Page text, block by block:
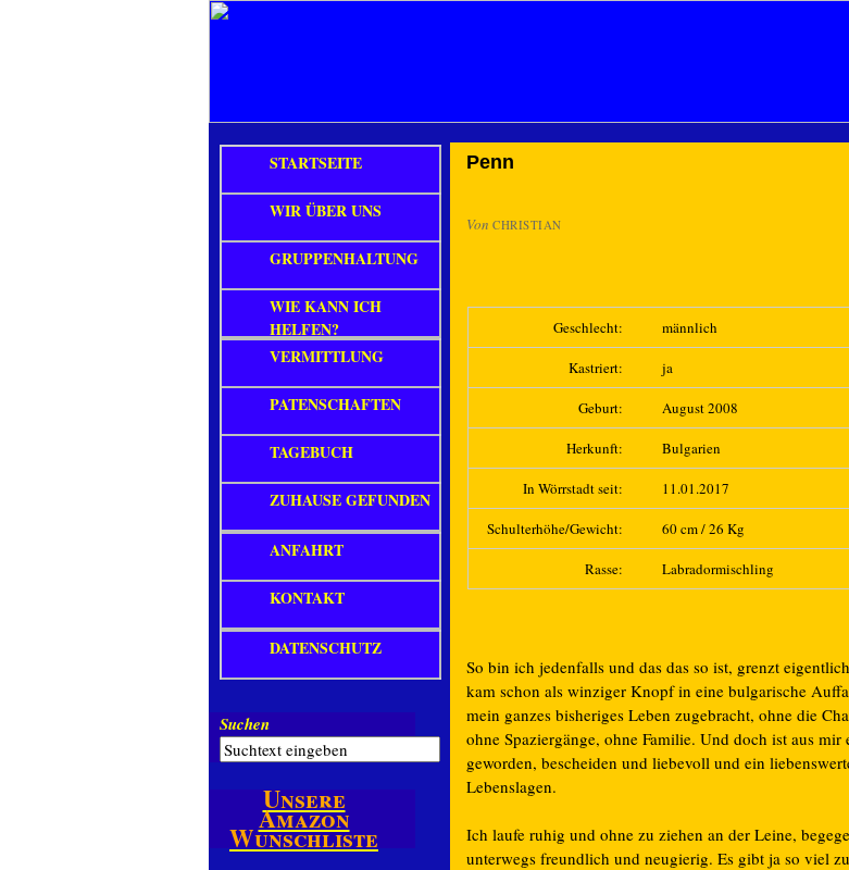
Penn
Von CHRISTIAN
Geschlecht: männlich
Kastriert: ja
Geburt: August 2008
Herkunft: Bulgarien
In Wörrstadt seit: 11.01.2017
Schulterhöhe/Gewicht: 60 cm / 26 Kg
Rasse: Labradormischling
So bin ich jedenfalls und das das so ist, grenzt
kam schon als winziger Knopf in eine bulgarische
mein ganzes bisheriges Leben zugebracht, ohne die
ohne Spaziergänge, ohne Familie. Und doch ist aus
geworden, bescheiden und liebevoll und ein
Lebenslagen.
Ich laufe ruhig und ohne zu ziehen an der Leine,
unterwegs freundlich und neugierig. Es gibt ja so viel
STARTSEITE
WIR ÜBER UNS
GRUPPENHALTUNG
WIE KANN ICH
HELFEN?
VERMITTLUNG
PATENSCHAFTEN
TAGEBUCH
ZUHAUSE GEFUNDEN
ANFAHRT
KONTAKT
DATENSCHUTZ
Suchen
Unsere
Amazon
Wunschliste